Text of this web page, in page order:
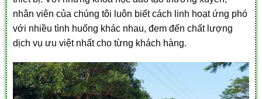
nhân viên của chúng tôi luôn biết cách linh hoạt ứng phó
với nhiều tình huống khác nhau, đem đến chất lượng
dịch vụ ưu việt nhất cho từng khách hàng.